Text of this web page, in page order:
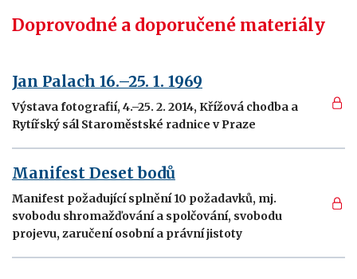
Doprovodné a doporučené materiály
Jan Palach 16.–25. 1. 1969
Výstava fotografií, 4.–25. 2. 2014, Křížová chodba a
Rytířský sál Staroměstské radnice v Praze
Manifest Deset bodů
Manifest požadující splnění 10 požadavků, mj.
svobodu shromažďování a spolčování, svobodu
projevu, zaručení osobní a právní jistoty